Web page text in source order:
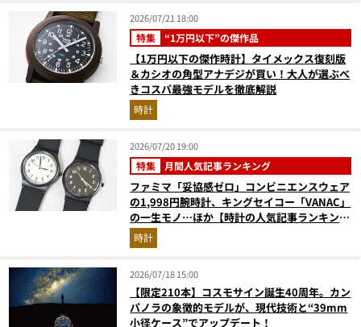
2026/07/21 18:00
特集 “1万円以下”の傑作品
【1万円以下の傑作時計】タイメックス復刻版
＆カシオの角型アナデジが買い！大人が選ぶべ
きコスパ最強モデルを徹底解説
時計
2026/07/20 19:00
特集 月間人気記事ランキング
ファミマ「妥協感ゼロ」コンビニエンスウェア
の1,998円腕時計、キングセイコー「VANAC」
の一生モノ…ほか【時計の人気記事ランキング
ベスト3】（2026年6月版）
時計
2026/07/18 15:00
【限定210本】コスモサイン誕生40周年。カン
パノラの象徴的モデルが、現代技術と“39mm
小径ケース”でアップデート！